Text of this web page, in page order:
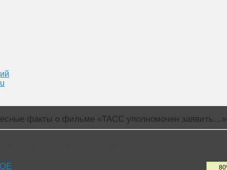
факты о фильме «ТАСС уполномочен заявить…»